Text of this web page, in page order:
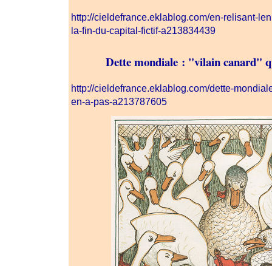
http://cieldefrance.eklablog.com/en-relisant-
la-fin-du-capital-fictif-a213834439
Dette mondiale : "vilain canard"
http://cieldefrance.eklablog.com/dette-
en-a-pas-a213787605